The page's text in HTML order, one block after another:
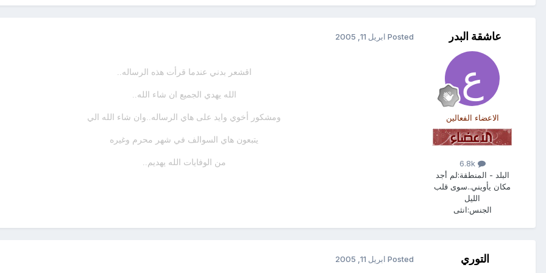
عاشقة البدر
الاعضاء الفعالين
6.8k
البلد - المنطقة:لم أجد
مكان يأويني..سوى قلب
الليل
الجنس:انثى
Posted ابريل 11, 2005
اقشعر بدني عندما قرأت هذه الرساله..
الله يهدي الجميع ان شاء الله..
ومشكور أخوي وايد على هاي الرساله..وان شاء الله الي
يتبعون هاي السوالف في شهر محرم وغيره
من الوفايات الله يهديم..
التوري Posted ابريل 11, 2005